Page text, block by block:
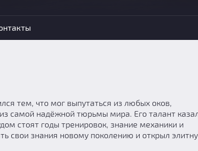
тем, что мог выпутаться из любых оков,
самой надёжной тюрьмы мира. Его талант
стоят годы тренировок, знание механики и
свои знания новому поколению и открыл